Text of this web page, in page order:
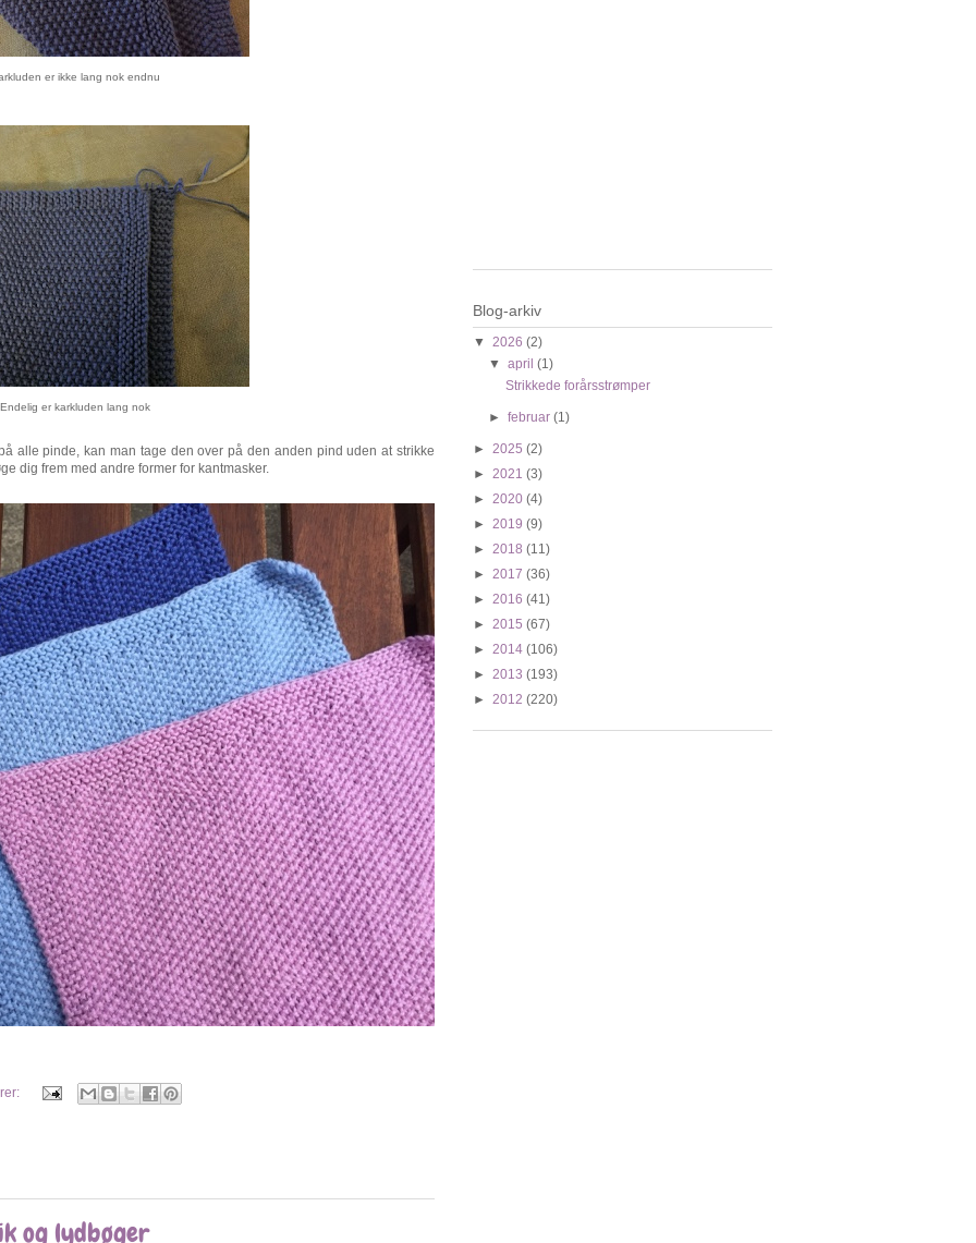
er ikke lang nok endnu
Endelig er karkluden lang nok
alle pinde, kan man tage den over på den anden pind uden at strikke
dig frem med andre former for kantmasker.
og lydbøger
Blog-arkiv
▼ 2026 (2)
▼april(1)
Strikkede forårsstrømper
►februar(1)
► 2025 (2)
► 2021 (3)
► 2020 (4)
► 2019 (9)
► 2018 (11)
► 2017 (36)
► 2016 (41)
► 2015 (67)
► 2014 (106)
► 2013 (193)
► 2012 (220)